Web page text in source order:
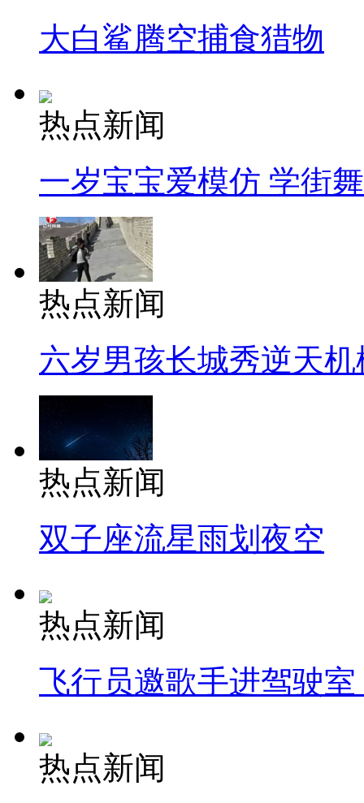
大白鲨腾空捕食猎物
热点新闻
一岁宝宝爱模仿 学街
热点新闻
六岁男孩长城秀逆天机
热点新闻
双子座流星雨划夜空
热点新闻
飞行员邀歌手进驾驶
热点新闻